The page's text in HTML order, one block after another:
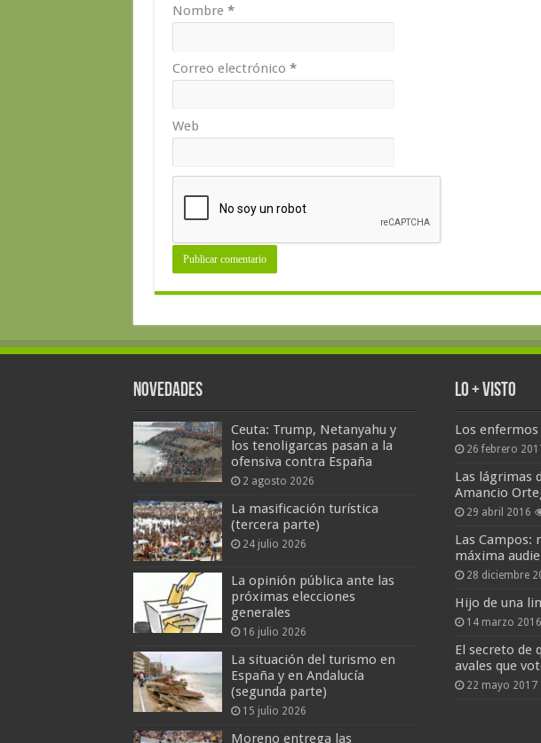
Nombre *
Correo electrónico *
Web
Novedades
Ceuta: Trump, Netanyahu y
los tenoligarcas pasan a la
ofensiva contra España
2 agosto 2026
La masificación turística
(tercera parte)
24 julio 2026
La opinión pública ante las
próximas elecciones
generales
16 julio 2026
La situación del turismo en
España y en Andalucía
(segunda parte)
15 julio 2026
Moreno entrega las
Lo + Visto
Los
26 febrero
Las lágrimas
Amancio
29 abril 2016
Las Campos:
máxima
28 diciembre
Hijo de una
14 marzo 2016
El secreto de
avales que
22 mayo 2017